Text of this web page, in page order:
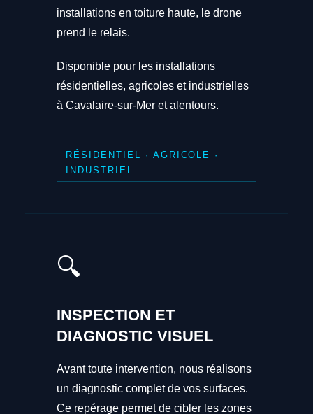
installations en toiture haute, le drone
prend le relais.
Disponible pour les installations
résidentielles, agricoles et industrielles
à Cavalaire-sur-Mer et alentours.
RÉSIDENTIEL · AGRICOLE ·
INDUSTRIEL
🔍
INSPECTION ET
DIAGNOSTIC VISUEL
Avant toute intervention, nous réalisons
un diagnostic complet de vos surfaces.
Ce repérage permet de cibler les zones